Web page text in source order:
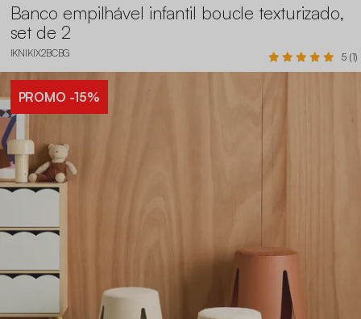
Banco empilhável infantil boucle texturizado,
set de 2
IKNIKIX2BCBG 5 (1)
PROMO -15%